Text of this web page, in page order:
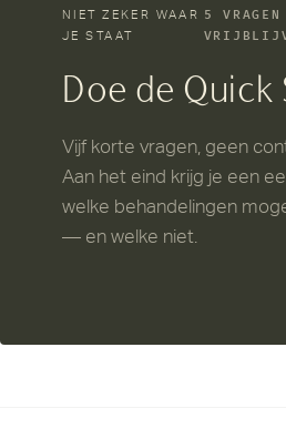
NIET ZEKER WAAR
JE STAAT
5
Doe de Quick
Vijf korte vragen, geen
Aan het eind krijg je een
welke behandelingen
— en welke niet.